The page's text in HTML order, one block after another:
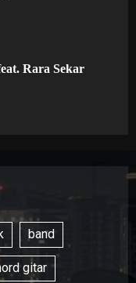
Rara Sekar
band
gitar